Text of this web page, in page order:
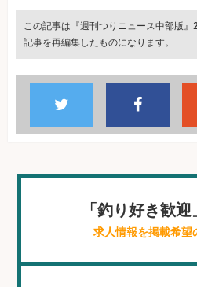
この記事は『週刊つりニュース中部版
記事を再編集したものになります。
「釣り好き歓
求人情報を掲載希望